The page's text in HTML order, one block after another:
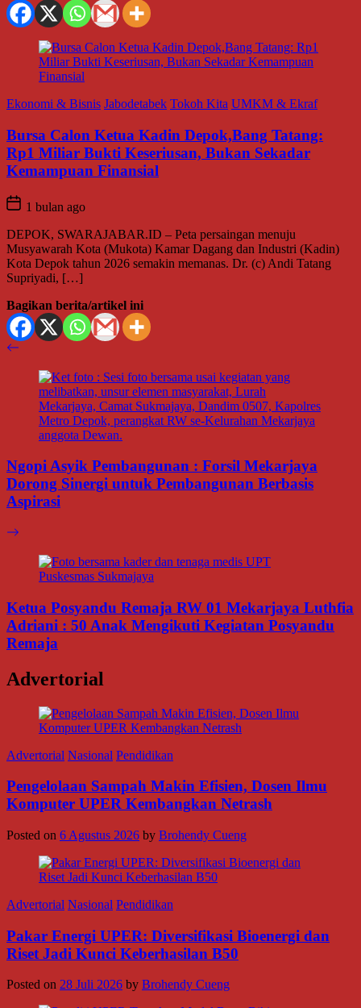
Ekonomi & Bisnis Jabodetabek Tokoh Kita UMKM & Ekraf
Bursa Calon Ketua Kadin Depok,Bang Tatang:
Rp1 Miliar Bukti Keseriusan, Bukan Sekadar
Kemampuan Finansial
1 bulan ago
DEPOK, SWARAJABAR.ID – Peta persaingan menuju
Musyawarah Kota (Mukota) Kamar Dagang dan Industri (Kadin)
Kota Depok tahun 2026 semakin memanas. Dr. (c) Andi Tatang
Supriyadi, […]
Bagikan berita/artikel ini
Ngopi Asyik Pembangunan : Forsil Mekarjaya
Dorong Sinergi untuk Pembangunan Berbasis
Aspirasi
Ketua Posyandu Remaja RW 01 Mekarjaya Luthfia
Adriani : 50 Anak Mengikuti Kegiatan Posyandu
Remaja
Advertorial
Advertorial Nasional Pendidikan
Pengelolaan Sampah Makin Efisien, Dosen Ilmu
Komputer UPER Kembangkan Netrash
Posted on 6 Agustus 2026 by Brohendy Cueng
Advertorial Nasional Pendidikan
Pakar Energi UPER: Diversifikasi Bioenergi dan
Riset Jadi Kunci Keberhasilan B50
Posted on 28 Juli 2026 by Brohendy Cueng